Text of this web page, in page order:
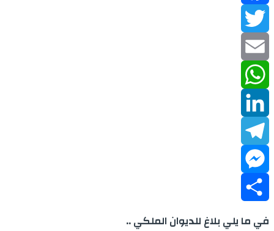
Facebook
Twitter
Email
WhatsApp
LinkedIn
Telegram
Messenger
Share
في ما يلي بلاغ للديوان الملكي ..